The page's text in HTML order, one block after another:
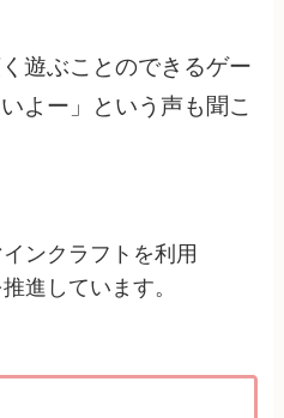
遊ぶことのできるゲー
よー」という声も聞こ
ンクラフトを利用
進しています。